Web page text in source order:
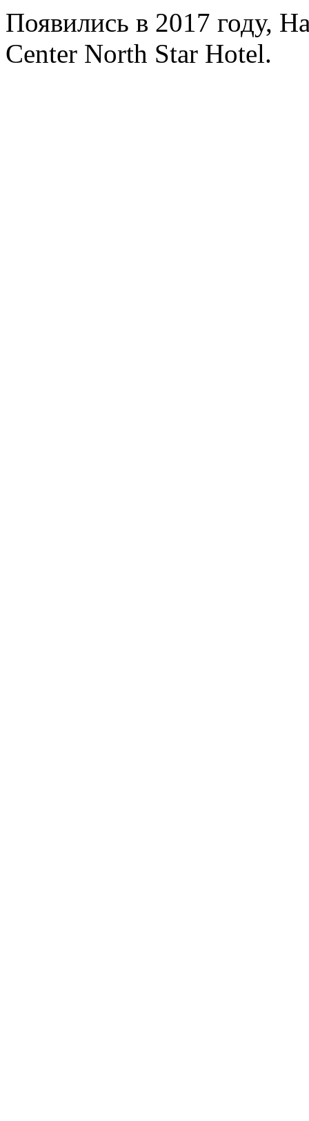
Появились в 2017 году,
Center North Star Hotel.